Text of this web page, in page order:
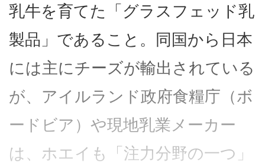
乳牛を育てた「グラスフェッド乳
製品」であること。同国から日本
には主にチーズが輸出されている
が、アイルランド政府食糧庁（ボ
ードビア）や現地乳業メーカー
は、ホエイも「注力分野の一つ」